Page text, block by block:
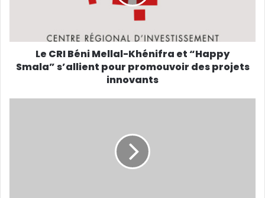
Le CRI Béni Mellal-Khénifra et “Happy
Smala” s’allient pour promouvoir des projets
innovants